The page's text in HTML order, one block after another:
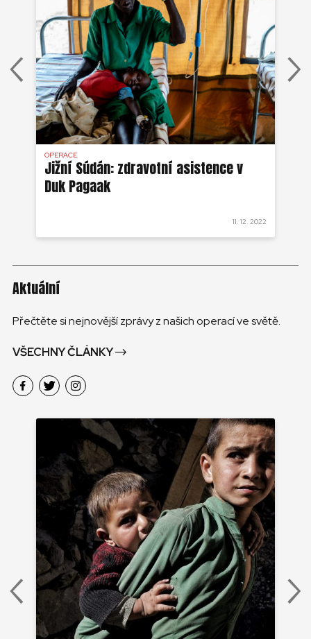
OPERACE
Jižní Súdán: zdravotní asistence v
Duk Pagaak
11. 12. 2022
Aktuální
Přečtěte si nejnovější zprávy z našich operací ve světě.
VŠECHNY ČLÁNKY